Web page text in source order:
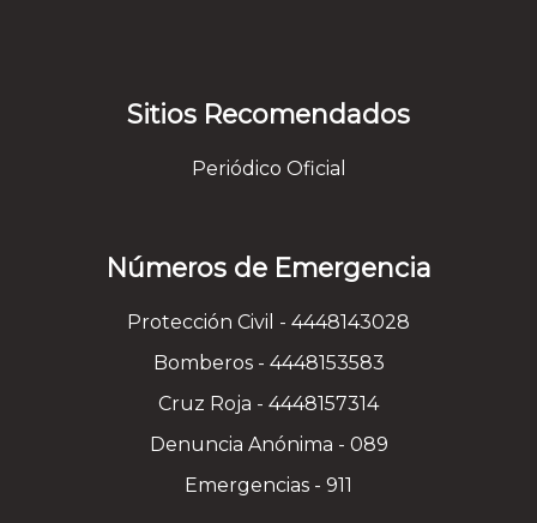
Sitios Recomendados
Periódico Oficial
Números de Emergencia
Protección Civil - 4448143028
Bomberos - 4448153583
Cruz Roja - 4448157314
Denuncia Anónima - 089
Emergencias - 911